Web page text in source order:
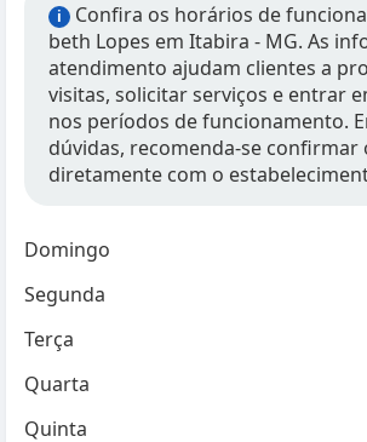
i
Confira os horários de
beth Lopes em Itabira - MG. As
atendimento ajudam clientes a
visitas, solicitar serviços e entrar
nos períodos de funcionamento.
dúvidas, recomenda-se confirmar
diretamente com o
Domingo
Segunda
Terça
Quarta
Quinta